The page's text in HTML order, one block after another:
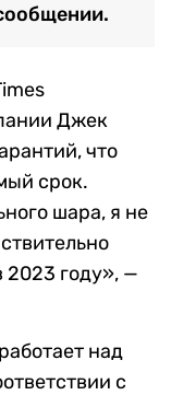
Джек
что
срок.
шара, я не
2023 году», —
над
с